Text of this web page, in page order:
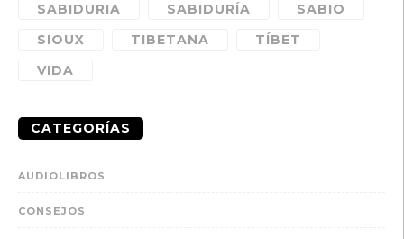
SABIDURIA
SABIDURÍA
SABIO
SIOUX
TIBETANA
TÍBET
VIDA
CATEGORÍAS
AUDIOLIBROS
CONSEJOS